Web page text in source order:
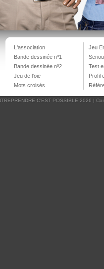
L'association
Bande dessinée nº1
Bande dessinée nº2
Jeu de l'oie
Mots croisés
Jeu
Test
Profil
C'EST POSSIBLE 2026 |